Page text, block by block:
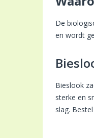
De
en wordt
Bieslook
sterke en
slag.